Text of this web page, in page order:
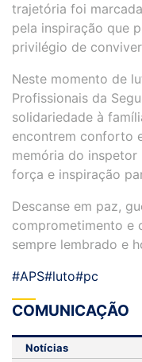
trajetória foi
pela inspiração que
privilégio de
Neste momento de
Profissionais da
solidariedade à
encontrem conforto
memória do
força e inspiração
Descanse em paz,
comprometimento e
sempre lembrado e
#APS#luto#pc
COMUNICAÇÃO
Notícias